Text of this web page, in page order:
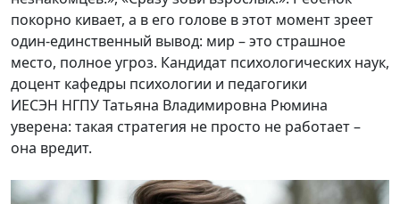
покорно кивает, а в его голове в этот момент зреет
один-единственный вывод: мир – это страшное
место, полное угроз. Кандидат психологических наук,
доцент кафедры психологии и педагогики
ИЕСЭН НГПУ Татьяна Владимировна Рюмина
уверена: такая стратегия не просто не работает –
она вредит.